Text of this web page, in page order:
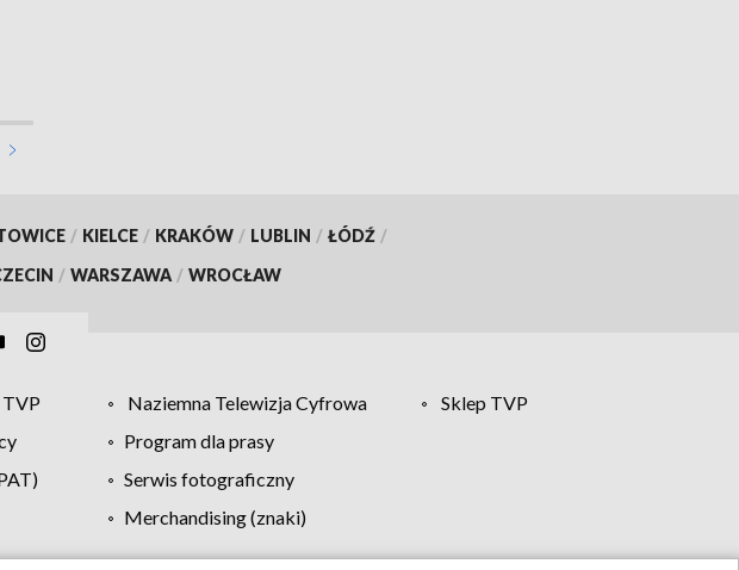
/ KIELCE / KRAKÓW / LUBLIN / ŁÓDŹ /
/ WARSZAWA / WROCŁAW
Naziemna Telewizja Cyfrowa
Sklep TVP
Program dla prasy
Serwis fotograficzny
Merchandising (znaki)